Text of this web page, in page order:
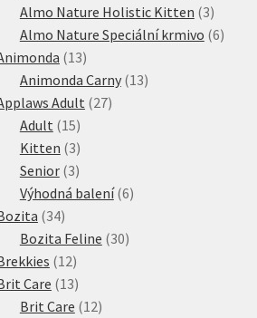
produktů
Almo Nature Holistic Kitten 33
produkty
Almo Nature Speciální krmivo 66
1313
produktů
Animonda Carny 1313
Adult 2727
Adult 1515
produktů
Kitten 33
produkty
Senior 33
produkty
Výhodná balení 66
3434
produktů
Bozita Feline 3030
1212
produktů
Care 1313
produktů
Brit Care 1212